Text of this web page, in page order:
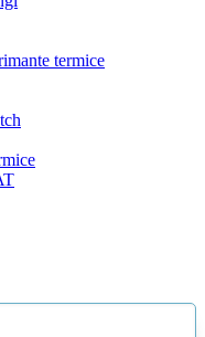
termice